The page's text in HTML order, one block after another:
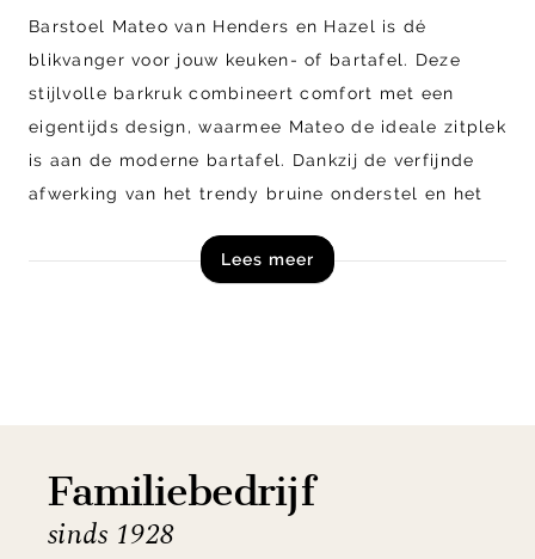
Barstoel Mateo van Henders en Hazel is dé
blikvanger voor jouw keuken- of bartafel. Deze
stijlvolle barkruk combineert comfort met een
eigentijds design, waarmee Mateo de ideale zitplek
is aan de moderne bartafel. Dankzij de verfijnde
afwerking van het trendy bruine onderstel en het
aan het kookeiland een ontspannen zitervaring.
Lees meer
Familiebedrijf
sinds 1928